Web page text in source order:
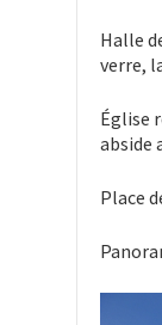
Halle
verre,
Église
abside
Place